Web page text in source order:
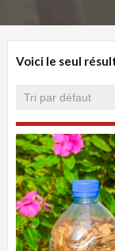
Voici le seul